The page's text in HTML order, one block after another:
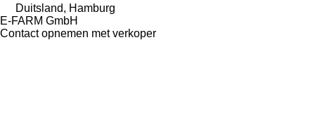
Duitsland, Hamburg
E-FARM GmbH
Contact opnemen met verkoper